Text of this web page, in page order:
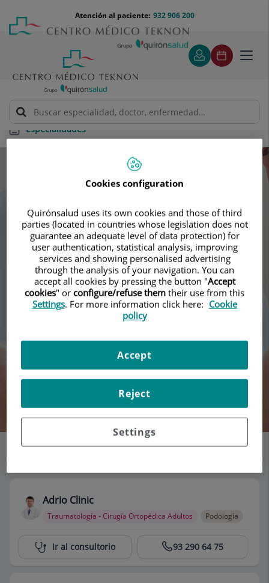
contenido
Menú
teléfono
cabecera
932 906 200
Atención al paciente:
Especialidades
Especialidades
mejores especialistas
Buscar
Adrio Clinic
Traumatología - Cirugía Ortopédica Adultos Podología
Centro Médico Teknon 93 290 64 75
Ir al consultorio
Cookies configuration
Quirónsalud uses its own cookies and those of third
parties (located in countries whose legislation does not
guarantee an adequate level of data protection) for
user authentication, statistical analysis, improving
services and showing personalised advertising
through the analysis of your navigation. You can
accept all cookies by pressing the button "Accept
cookies" or configure/refuse them their use from this
Settings. For more information click here: Cookie
policy
Settings
Reject
Accept